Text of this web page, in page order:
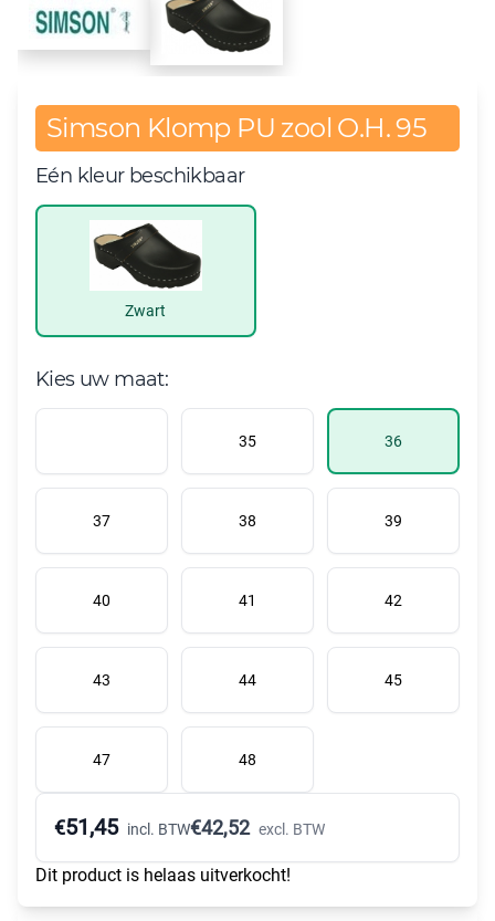
Simson Klomp PU zool O.H. 95
Eén kleur beschikbaar
Zwart
Kies uw maat:
35 36
37 38 39
40 41 42
43 44 45
47 48
€51,45 incl. BTW€42,52 excl. BTW
Dit product is helaas uitverkocht!